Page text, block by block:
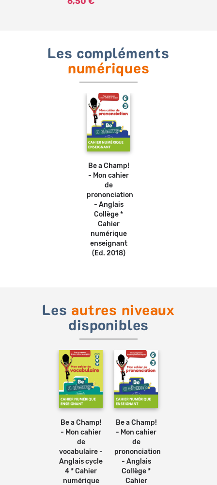
Les compléments
numériques
Be a Champ!
- Mon cahier
de
prononciation
- Anglais
Collège *
Cahier
numérique
enseignant
(Ed. 2018)
Les autres niveaux
disponibles
Be a Champ!
- Mon cahier
de
vocabulaire -
Anglais cycle
4 * Cahier
numérique
Be a Champ!
- Mon cahier
de
prononciation
- Anglais
Collège *
Cahier